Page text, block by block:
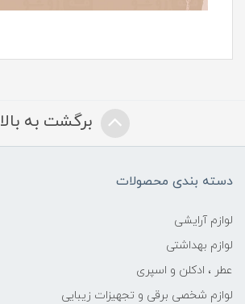
برگشت به بالا
دسته بندی محصولات
لوازم آرایشی
لوازم بهداشتی
عطر ، ادکلن و اسپری
لوازم شخصی برقی و تجهیزات زیبایی